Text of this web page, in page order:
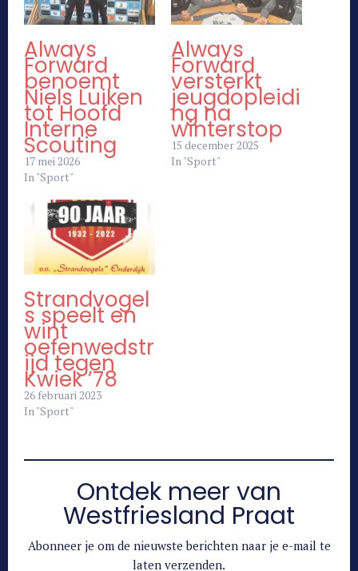
Always
Forward
benoemt
Niels Luiken
tot Hoofd
Interne
Scouting
17 mei 2026
In "Sport"
Always
Forward
versterkt
jeugdopleidi
ng na
winterstop
15 december 2025
In "Sport"
Strandvogel
s speelt en
wint
oefenwedstr
ijd tegen
Kwiek ’78
26 februari 2023
In "Sport"
Ontdek meer van
Westfriesland Praat
Abonneer je om de nieuwste berichten naar je e-mail te
laten verzenden.